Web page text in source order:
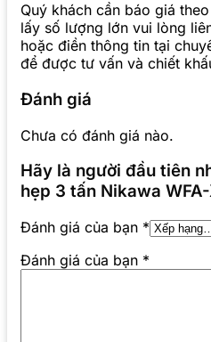
Quý khách cần báo giá
lấy số lượng lớn vui lòng
hoặc điền thông tin tại
để được tư vấn và chiết
Đánh giá
Chưa có đánh giá nào.
Hãy là người đầu tiên
hẹp 3 tấn Nikawa
Đánh giá của bạn *
Đánh giá của bạn *